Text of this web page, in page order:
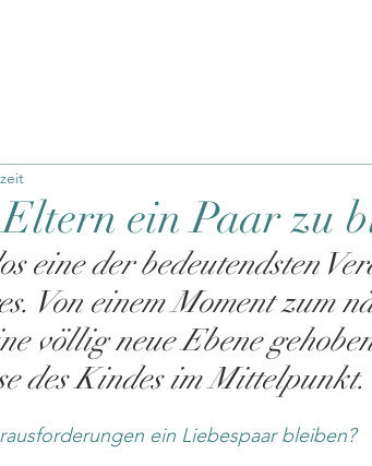
ein Paar zu
eine der bedeutendsten
Von einem Moment zum
völlig neue Ebene
des Kindes im Mittelpunkt.
ein Liebespaar bleiben?